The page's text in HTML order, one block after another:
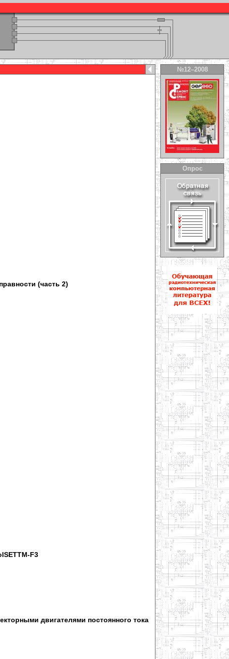
(часть 2)
F3
двигателями постоянного тока
№12–2008
Опрос